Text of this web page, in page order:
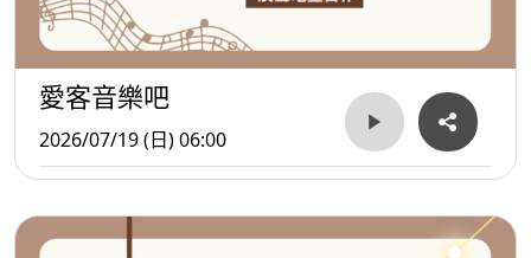
愛客音樂吧
2026/07/19 (日) 06:00